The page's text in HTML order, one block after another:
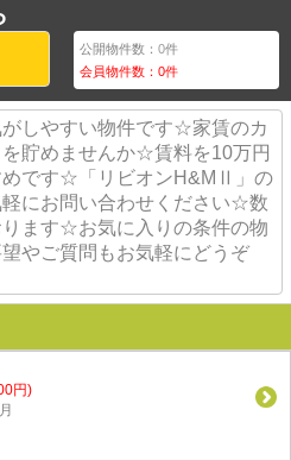
公開物件数：0件
会員物件数：0件
しやすい物件です☆家賃のカ
貯めませんか☆賃料を10万円
めです☆「リビオンH&MⅡ」の
にお問い合わせください☆数
ます☆お気に入りの条件の物
やご質問もお気軽にどうぞ
円)